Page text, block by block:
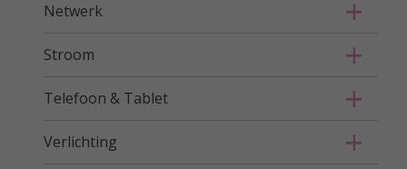
Netwerk
Stroom
Telefoon & Tablet
Verlichting